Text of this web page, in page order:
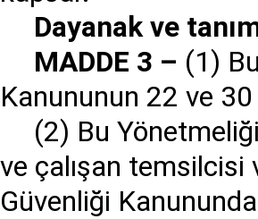
Dayanak ve tanı
MADDE 3 – (1)
Kanununun 22 ve
(2) Bu
ve çalışan temsilcisi
Güvenliği